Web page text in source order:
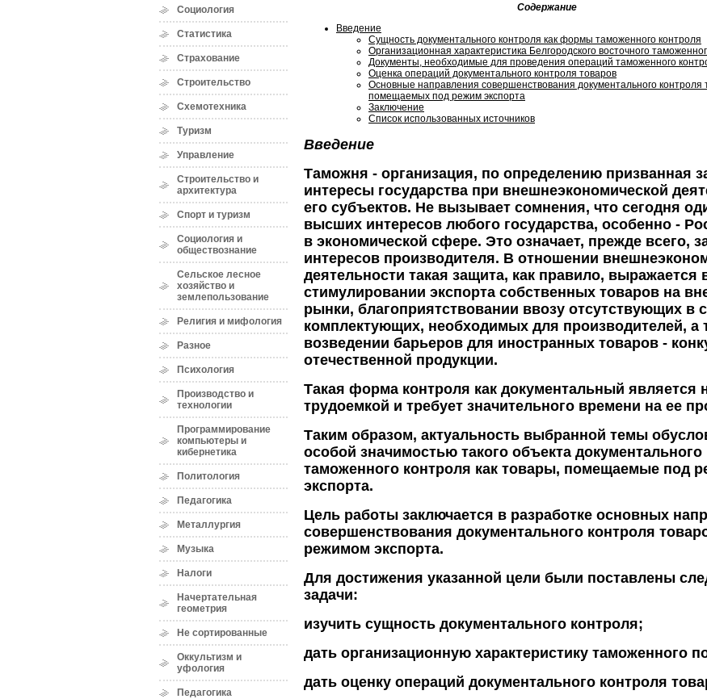
Социология
Статистика
Страхование
Строительство
Схемотехника
Туризм
Управление
Строительство и
архитектура
Спорт и туризм
Социология и
обществознание
Сельское лесное
хозяйство и
землепользование
Религия и мифология
Разное
Психология
Производство и
технологии
Программирование
компьютеры и
кибернетика
Политология
Педагогика
Металлургия
Музыка
Налоги
Начертательная
геометрия
Не сортированные
Оккультизм и
уфология
Педагогика
Содержание
Введение
Сущность документального контроля как формы таможенного контроля
Организационная характеристика Белгородского восточного
Документы, необходимые для проведения операций таможенного
Оценка операций документального контроля товаров
Основные направления совершенствования документального контроля
помещаемых под режим экспорта
Заключение
Список использованных источников
Введение
Таможня - организация, по определению призванная
интересы государства при внешнеэкономической
его субъектов. Не вызывает сомнения, что сегодня
высших интересов любого государства, особенно -
в экономической сфере. Это означает, прежде всего,
интересов производителя. В отношении
деятельности такая защита, как правило, выражается
стимулировании экспорта собственных товаров на
рынки, благоприятствовании ввозу отсутствующих в
комплектующих, необходимых для производителей, а
возведении барьеров для иностранных товаров -
отечественной продукции.
Такая форма контроля как документальный является
трудоемкой и требует значительного времени на ее
Таким образом, актуальность выбранной темы
особой значимостью такого объекта документального
таможенного контроля как товары, помещаемые под
экспорта.
Цель работы заключается в разработке основных
совершенствования документального контроля
режимом экспорта.
Для достижения указанной цели были поставлены
задачи:
изучить сущность документального контроля;
дать организационную характеристику таможенного
дать оценку операций документального контроля